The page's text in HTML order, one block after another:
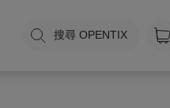
搜尋 OPENTIX